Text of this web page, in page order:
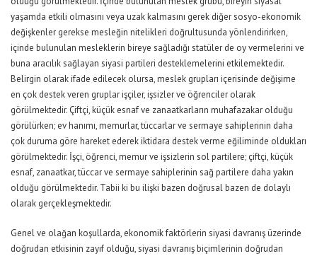
yaşamda etkili olmasını veya uzak kalmasını gerek diğer sosyo-ekonomik
değişkenler gerekse mesleğin nitelikleri doğrultusunda yönlendirirken,
içinde bulunulan mesleklerin bireye sağladığı statüler de oy vermelerini ve
buna aracılık sağlayan siyasi partileri desteklemelerini etkilemektedir.
Belirgin olarak ifade edilecek olursa, meslek grupları içerisinde değişime
en çok destek veren gruplar işçiler, işsizler ve öğrenciler olarak
görülmektedir. Çiftçi, küçük esnaf ve zanaatkarların muhafazakar olduğu
görülürken; ev hanımı, memurlar, tüccarlar ve sermaye sahiplerinin daha
çok duruma göre hareket ederek iktidara destek verme eğiliminde oldukları
görülmektedir. İşçi, öğrenci, memur ve işsizlerin sol partilere; çiftçi, küçük
esnaf, zanaatkar, tüccar ve sermaye sahiplerinin sağ partilere daha yakın
olduğu görülmektedir. Tabii ki bu ilişki bazen doğrusal bazen de dolaylı
olarak gerçekleşmektedir.
Genel ve olağan koşullarda, ekonomik faktörlerin siyasi davranış üzerinde
doğrudan etkisinin zayıf olduğu, siyasi davranış biçimlerinin doğrudan